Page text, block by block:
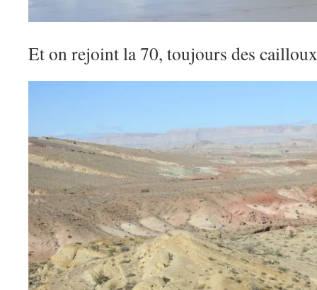
Et on rejoint la 70, toujours des cailloux